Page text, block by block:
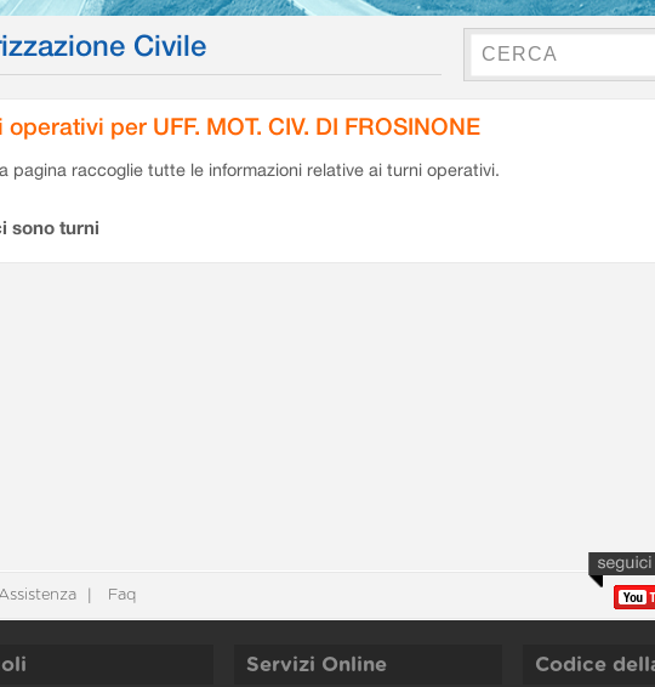
Civile
operativi per UFF. MOT. CIV. DI FROSINONE
pagina raccoglie tutte le informazioni relative ai turni operativi.
sono turni
Assistenza Faq
Servizi Online Codice